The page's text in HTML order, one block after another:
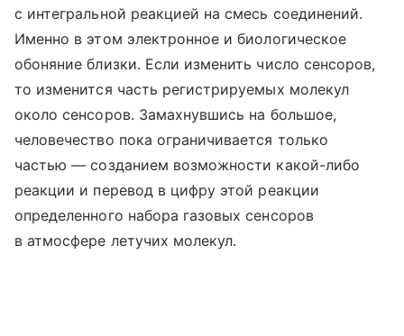
с интегральной реакцией на смесь соединений.
Именно в этом электронное и биологическое
обоняние близки. Если изменить число сенсоров,
то изменится часть регистрируемых молекул
около сенсоров. Замахнувшись на большое,
человечество пока ограничивается только
частью — созданием возможности какой-либо
реакции и перевод в цифру этой реакции
определенного набора газовых сенсоров
в атмосфере летучих молекул.